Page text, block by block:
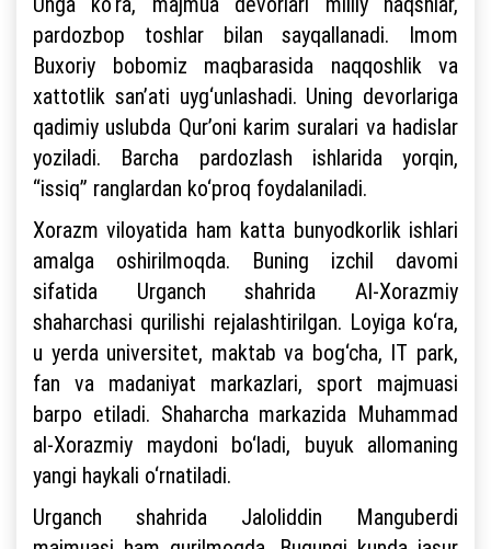
pardozbop toshlar bilan sayqallanadi. Imom
Buxoriy bobomiz maqbarasida naqqoshlik va
xattotlik san’ati uyg‘unlashadi. Uning devorlariga
qadimiy uslubda Qur’oni karim suralari va hadislar
yoziladi. Barcha pardozlash ishlarida yorqin,
“issiq” ranglardan ko‘proq foydalaniladi.
Xorazm viloyatida ham katta bunyodkorlik ishlari
amalga oshirilmoqda. Buning izchil davomi
sifatida Urganch shahrida Al-Xorazmiy
shaharchasi qurilishi rejalashtirilgan. Loyiga ko‘ra,
u yerda universitet, maktab va bog‘cha, IT park,
fan va madaniyat markazlari, sport majmuasi
barpo etiladi. Shaharcha markazida Muhammad
al-Xorazmiy maydoni bo‘ladi, buyuk allomaning
yangi haykali o‘rnatiladi.
Urganch shahrida Jaloliddin Manguberdi